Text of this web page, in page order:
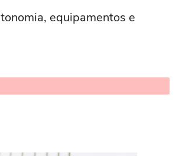
equipamentos e